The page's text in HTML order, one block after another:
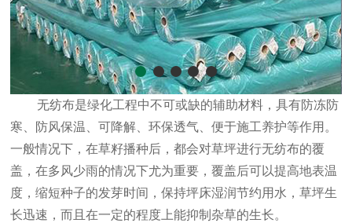
无纺布是绿化工程中不可或缺的辅助材料，具有防冻防
寒、防风保温、可降解、环保透气、便于施工养护等作用。
一般情况下，在草籽播种后，都会对草坪进行无纺布的覆
盖，在多风少雨的情况下尤为重要，覆盖后可以提高地表温
度，缩短种子的发芽时间，保持坪床湿润节约用水，草坪生
长迅速，而且在一定的程度上能抑制杂草的生长。